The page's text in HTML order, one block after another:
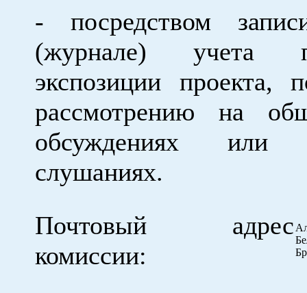
- посредством
(журнале) учета
экспозиции проекта,
рассмотрению на
обсуждениях или
слушаниях.
Почтовый адрес
комиссии: